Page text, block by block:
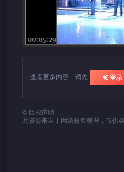
查看更多内容，请先 登录
© 版权声明
此资源来自于网络收集整理，仅供